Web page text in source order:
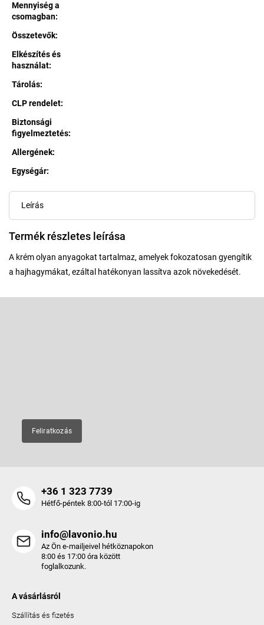
Mennyiség a
csomagban:
Összetevők:
Elkészítés és
használat:
Tárolás:
CLP rendelet:
Biztonsági
figyelmeztetés:
Allergének:
Egységár:
Leírás
Termék részletes leírása
A krém olyan anyagokat tartalmaz, amelyek fokozatosan gyengítik
a hajhagymákat, ezáltal hatékonyan lassítva azok növekedését.
Feliratkozás
+36 1 323 7739
Hétfő-péntek 8:00-tól 17:00-ig
info@lavonio.hu
Az Ön e-mailjeivel hétköznapokon
8:00 és 17:00 óra között
foglalkozunk.
A vásárlásról
Szállítás és fizetés